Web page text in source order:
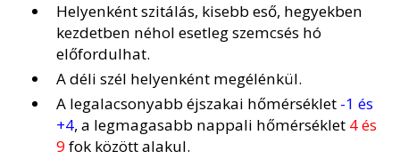
Helyenként szitálás, kisebb eső, hegyekben
kezdetben néhol esetleg szemcsés hó
előfordulhat.
A déli szél helyenként megélénkül.
A legalacsonyabb éjszakai hőmérséklet -1 és
+4, a legmagasabb nappali hőmérséklet 4 és
9fok között alakul.